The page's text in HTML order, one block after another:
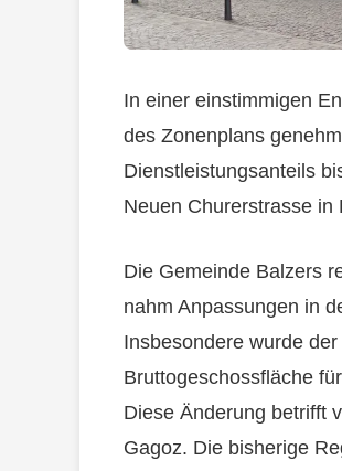
In einer einstimmigen
des Zonenplans
Dienstleistungsanteils
Neuen Churerstrasse in
Die Gemeinde Balzers
nahm Anpassungen in
Insbesondere wurde
Bruttogeschossfläche
Diese Änderung betrifft
Gagoz. Die bisherige